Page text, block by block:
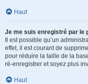
Haut
Je me suis enregistré par le
Il est possible qu’un
effet, il est courant de
pour réduire la taille de la
ré-enregistrer et soyez plus
Haut